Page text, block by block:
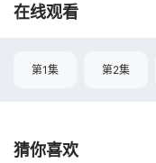
在线观看
第1集 第2集
猜你喜欢